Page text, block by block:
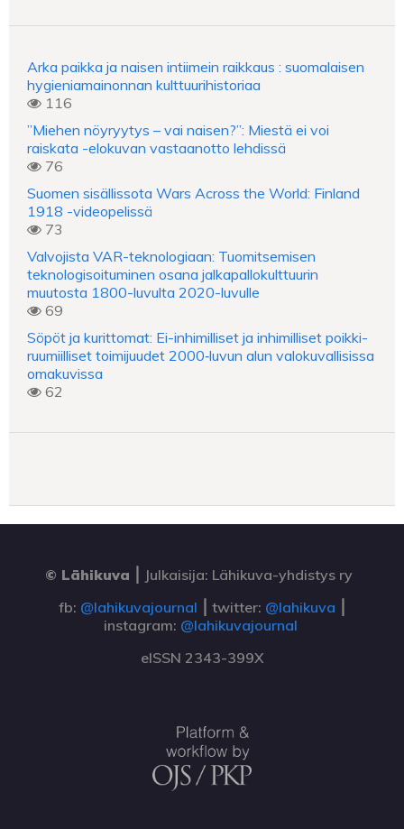
Arka paikka ja naisen intiimein raikkaus : suomalaisen
hygieniamainonnan kulttuurihistoriaa
116
”Miehen nöyryytys – vai naisen?”: Miestä ei voi
raiskata -elokuvan vastaanotto lehdissä
76
Suomen sisällissota Wars Across the World: Finland
1918 -videopelissä
73
Valvojista VAR-teknologiaan: Tuomitsemisen
teknologisoituminen osana jalkapallokulttuurin
muutosta 1800-luvulta 2020-luvulle
69
Söpöt ja kurittomat: Ei-inhimilliset ja inhimilliset poikki-
ruumiilliset toimijuudet 2000‑luvun alun valokuvallisissa
omakuvissa
62
© Lähikuva
Julkaisija: Lähikuva-yhdistys ry
fb: @lahikuvajournal ⎮ twitter: @lahikuva
instagram: @lahikuvajournal
eISSN 2343-399X